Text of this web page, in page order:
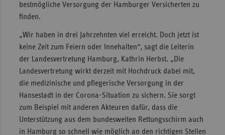
bestmögliche Versorgung der Hamburger Versicherten zu
finden.
„Wir haben in drei Jahrzehnten viel erreicht. Doch jetzt ist
keine Zeit zum Feiern oder Innehalten“, sagt die Leiterin
der Landesvertretung Hamburg, Kathrin Herbst. „Die
Landesvertretung wirkt derzeit mit Hochdruck dabei mit,
die medizinische und pflegerische Versorgung in der
Hansestadt in der Corona-Situation zu sichern. Sie sorgt
zum Beispiel mit anderen Akteuren dafür, dass die
Unterstützung aus dem bundesweiten Rettungsschirm auch
in Hamburg so schnell wie möglich an den richtigen Stellen